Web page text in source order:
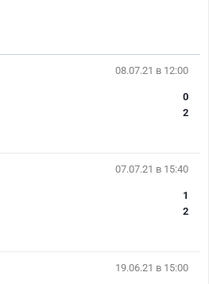
08.07.21 в 12:00
0
2
07.07.21 в 15:40
1
2
19.06.21 в 15:00